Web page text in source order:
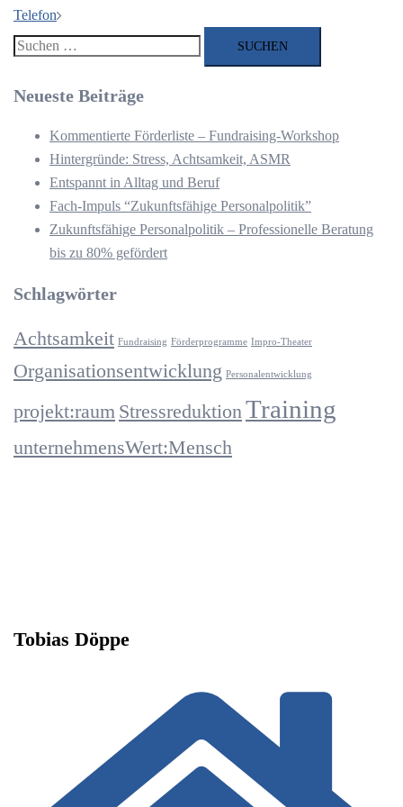
Telefon
Suchen
Neueste Beiträge
Kommentierte Förderliste – Fundraising-Workshop
Hintergründe: Stress, Achtsamkeit, ASMR
Entspannt in Alltag und Beruf
Fach-Impuls “Zukunftsfähige Personalpolitik”
Zukunftsfähige Personalpolitik – Professionelle Beratung
bis zu 80% gefördert
Schlagwörter
Achtsamkeit Fundraising Förderprogramme Impro-Theater
Organisationsentwicklung Personalentwicklung
projekt:raum StressreduktionTraining
unternehmensWert:Mensch
Tobias Döppe